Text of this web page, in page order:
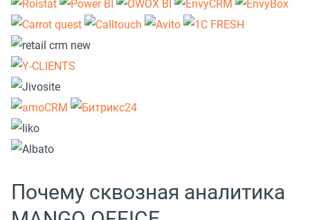
Почему сквозная аналитика